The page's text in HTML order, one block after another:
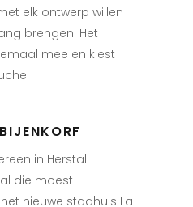
elk ontwerp willen
brengen. Het
mee en kiest
in Herstal
die moest
nieuwe stadhuis La